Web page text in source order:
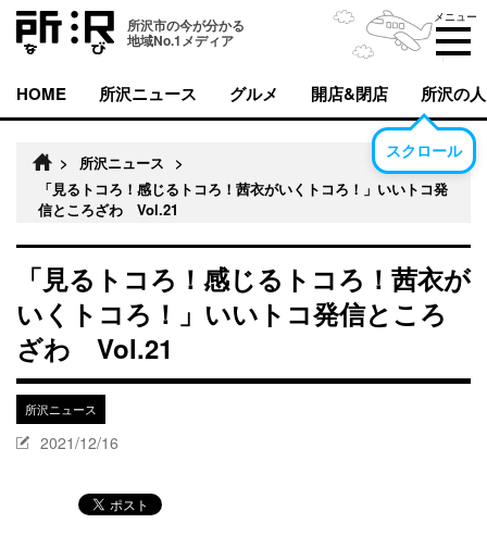
所沢市の今が分かる
地域No.1メディア
メニュー
HOME 所沢ニュース グルメ 開店&閉店 所沢の人
スクロール
> 所沢ニュース
>
「見るトコろ！感じるトコろ！茜衣がいくトコろ！」いいトコ発
信ところざわ Vol.21
「見るトコろ！感じるトコろ！茜衣が
いくトコろ！」いいトコ発信ところ
ざわ Vol.21
所沢ニュース
2021/12/16